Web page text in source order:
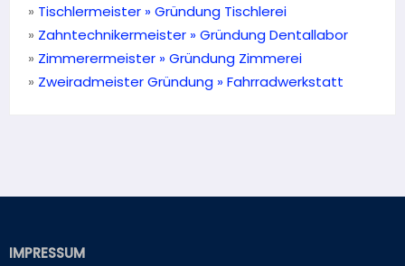
» Tischlermeister » Gründung Tischlerei
» Zahntechnikermeister » Gründung Dentallabor
» Zimmerermeister » Gründung Zimmerei
» Zweiradmeister Gründung » Fahrradwerkstatt
IMPRESSUM